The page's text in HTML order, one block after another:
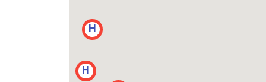
H
H